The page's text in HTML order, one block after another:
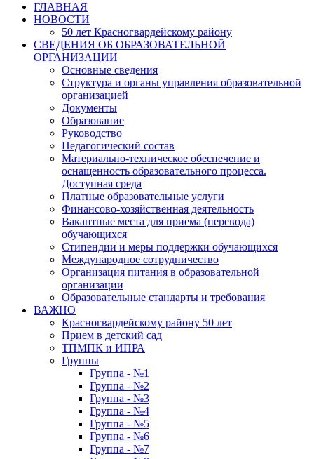
ГЛАВНАЯ
НОВОСТИ
50 лет Красногвардейскому району
СВЕДЕНИЯ ОБ ОБРАЗОВАТЕЛЬНОЙ
ОРГАНИЗАЦИИ
Основные сведения
Структура и органы управления образовательной
организацией
Документы
Образование
Руководство
Педагогический состав
Материально-техническое обеспечение и
оснащенность образовательного процесса.
Доступная среда
Платные образовательные услуги
Финансово-хозяйственная деятельность
Вакантные места для приема (перевода)
обучающихся
Стипендии и меры поддержки обучающихся
Международное сотрудничество
Организация питания в образовательной
организации
Образовательные стандарты и требования
ВАЖНО
Красногвардейскому району 50 лет
Прием в детский сад
ТПМПК и ИПРА
Группы
Группа - №1
Группа - №2
Группа - №3
Группа - №4
Группа - №5
Группа - №6
Группа - №7